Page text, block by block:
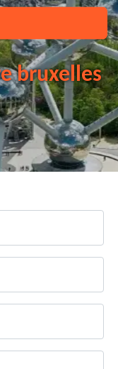
bruxelles